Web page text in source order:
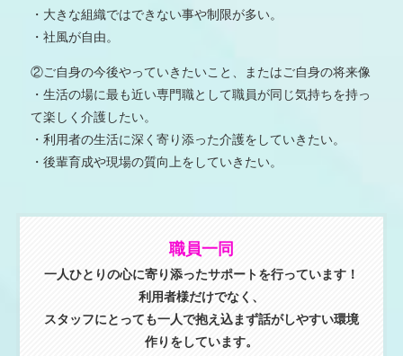
・大きな組織ではできない事や制限が多い。
・社風が自由。
②ご自身の今後やっていきたいこと、またはご自身の将来像
・生活の場に最も近い専門職として職員が同じ気持ちを持っ
て楽しく介護したい。
・利用者の生活に深く寄り添った介護をしていきたい。
・後輩育成や現場の質向上をしていきたい。
職員一同
一人ひとりの心に寄り添ったサポートを行っています！
利用者様だけでなく、
スタッフにとっても一人で抱え込まず話がしやすい環境
作りをしています。